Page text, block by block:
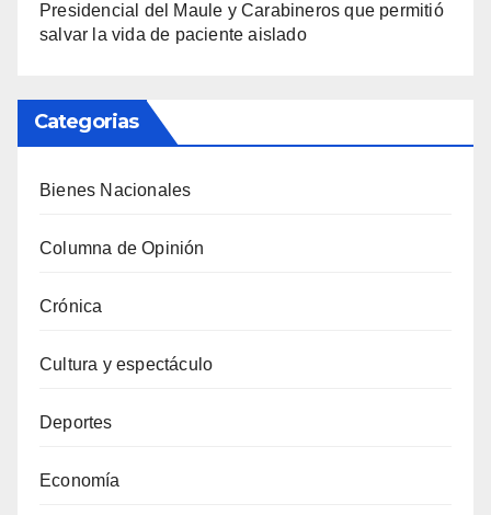
Presidencial del Maule y Carabineros que permitió
salvar la vida de paciente aislado
Categorias
Bienes Nacionales
Columna de Opinión
Crónica
Cultura y espectáculo
Deportes
Economía